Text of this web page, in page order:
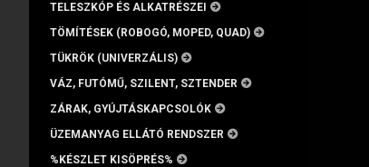
TELESZKÓP ÉS ALKATRÉSZEI
TÖMÍTÉSEK (ROBOGÓ, MOPED, QUAD)
TÜKRÖK (UNIVERZÁLIS)
VÁZ, FUTÓMŰ, SZILENT, SZTENDER
ZÁRAK, GYÚJTÁSKAPCSOLÓK
ÜZEMANYAG ELLÁTÓ RENDSZER
%KÉSZLET KISÖPRÉS%